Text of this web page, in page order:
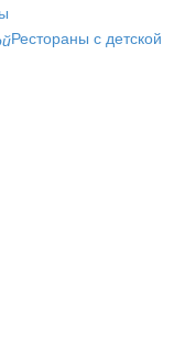
Рестораны с детской